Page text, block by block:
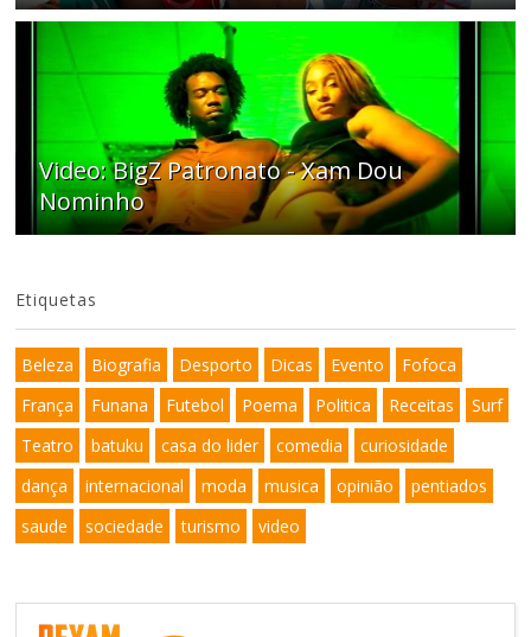
Video: BigZ Patronato - Xam Dou
Nominho
Etiquetas
Beleza Biografia Desporto Dicas Evento
Fofoca
França
Funana Futebol Poema Politica Receitas
Surf
Teatro
batuku casa do lider comedia
curiosidade
dança
internacional moda musica opinião
pentiados
saude
sociedade turismo video